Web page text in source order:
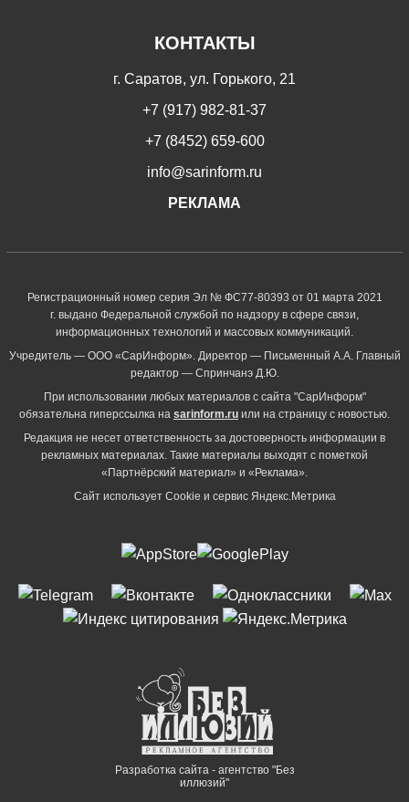
КОНТАКТЫ
г. Саратов, ул. Горького, 21
+7 (917) 982-81-37
+7 (8452) 659-600
info@sarinform.ru
РЕКЛАМА
Регистрационный номер серия Эл № ФС77-80393 от 01 марта 2021
г. выдано Федеральной службой по надзору в сфере связи,
информационных технологий и массовых коммуникаций.
Учредитель — ООО «СарИнформ». Директор — Письменный А.А. Главный
редактор — Спринчанэ Д.Ю.
При использовании любых материалов с сайта "СарИнформ"
обязательна гиперссылка на sarinform.ru или на страницу с новостью.
Редакция не несет ответственность за достоверность информации в
рекламных материалах. Такие материалы выходят с пометкой
«Партнёрский материал» и «Реклама».
Сайт использует Cookie и сервиc Яндекс.Метрика
Разработка сайта - агентство "Без
иллюзий"